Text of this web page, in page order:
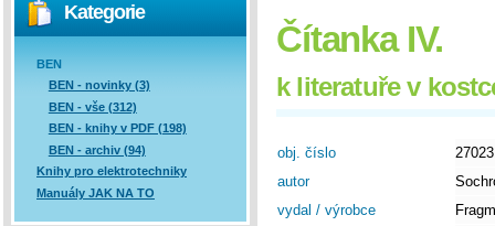
Čítanka IV.
k literatuře v
obj. číslo
autor
vydal / výrobce
Kategorie
BEN
BEN - novinky (3)
BEN - vše (312)
BEN - knihy v PDF (198)
BEN - archiv (94)
Knihy pro elektrotechniky
Manuály JAK NA TO